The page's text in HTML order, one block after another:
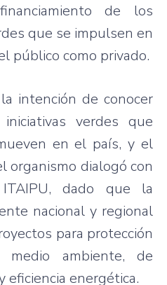
de los
que se impulsen en
público como privado.
intención de conocer
verdes que
en el país, y el
organismo dialogó con
dado que la
nacional y regional
para protección
ambiente, de
eficiencia energética.